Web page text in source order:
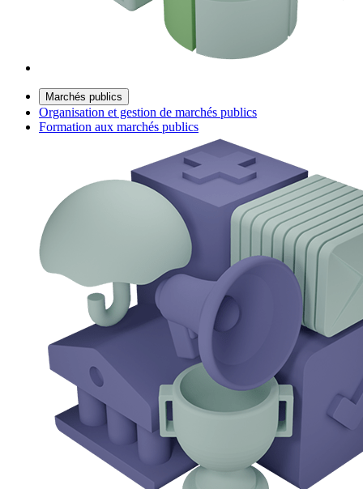
Marchés publics
Organisation et gestion de marchés publics
Formation aux marchés publics